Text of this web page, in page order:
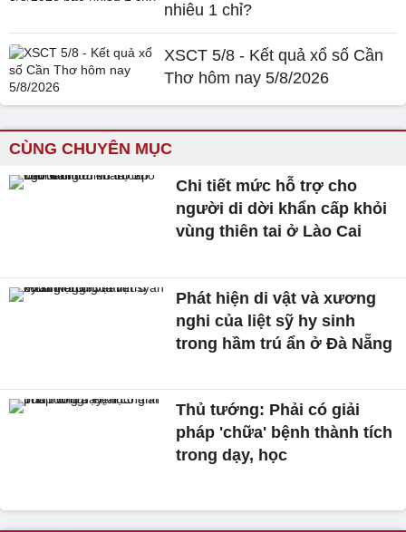
nhiêu 1 chỉ?
XSCT 5/8 - Kết quả xổ số Cần
Thơ hôm nay 5/8/2026
CÙNG CHUYÊN MỤC
Chi tiết mức hỗ trợ cho
người di dời khẩn cấp khỏi
vùng thiên tai ở Lào Cai
Phát hiện di vật và xương
nghi của liệt sỹ hy sinh
trong hầm trú ẩn ở Đà Nẵng
Thủ tướng: Phải có giải
pháp 'chữa' bệnh thành tích
trong dạy, học